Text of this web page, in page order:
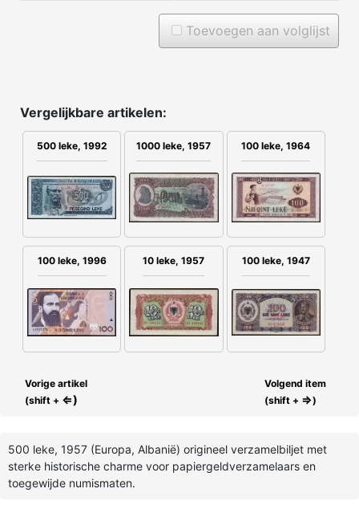
Toevoegen aan volglijst
Vergelijkbare artikelen:
500 leke, 1992 1000 leke, 1957 100 leke, 1964
100 leke, 1996 10 leke, 1957 100 leke, 1947
Vorige artikel
(shift + ⇐)
Volgend item
(shift + ⇒)
500 leke, 1957 (Europa, Albanië) origineel verzamelbiljet met
sterke historische charme voor papiergeldverzamelaars en
toegewijde numismaten.